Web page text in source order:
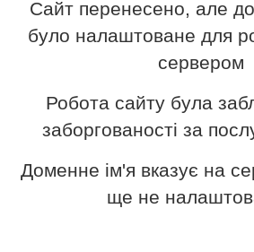
Сайт перенесено, але
було налаштоване для
сервером
Робота сайту була
заборгованості за
Доменне ім'я вказує на
ще не